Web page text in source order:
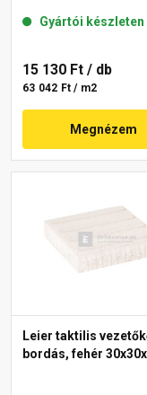
Gyártói készleten
15 130 Ft / db
63 042 Ft / m2
Megnézem
Leier taktilis
bordás, fehér